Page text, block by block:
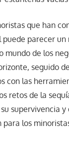
que han
parecer
mundo de los
seguido
con las
retos de la
supervivencia
los